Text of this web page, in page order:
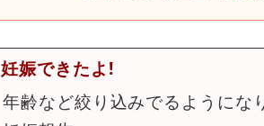
妊娠できたよ!
年齢など絞り込みでるようにな